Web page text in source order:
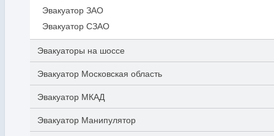
Эвакуатор ЗАО
Эвакуатор СЗАО
Эвакуаторы на шоссе
Эвакуатор Московская область
Эвакуатор МКАД
Эвакуатор Манипулятор